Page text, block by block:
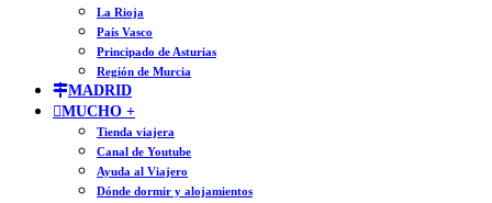
La Rioja
País Vasco
Principado de Asturias
Región de Murcia
MADRID
MUCHO +
Tienda viajera
Canal de Youtube
Ayuda al Viajero
Dónde dormir y alojamientos